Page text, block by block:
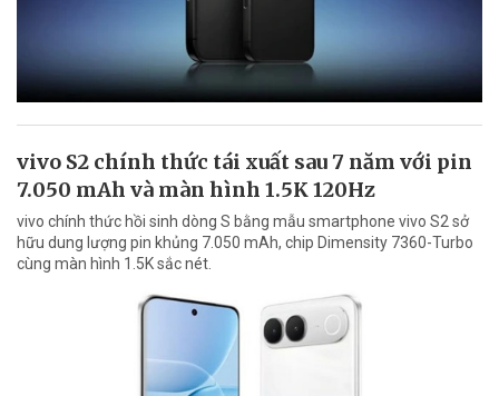
vivo S2 chính thức tái xuất sau 7 năm với pin
7.050 mAh và màn hình 1.5K 120Hz
vivo chính thức hồi sinh dòng S bằng mẫu smartphone vivo S2 sở
hữu dung lượng pin khủng 7.050 mAh, chip Dimensity 7360-Turbo
cùng màn hình 1.5K sắc nét.